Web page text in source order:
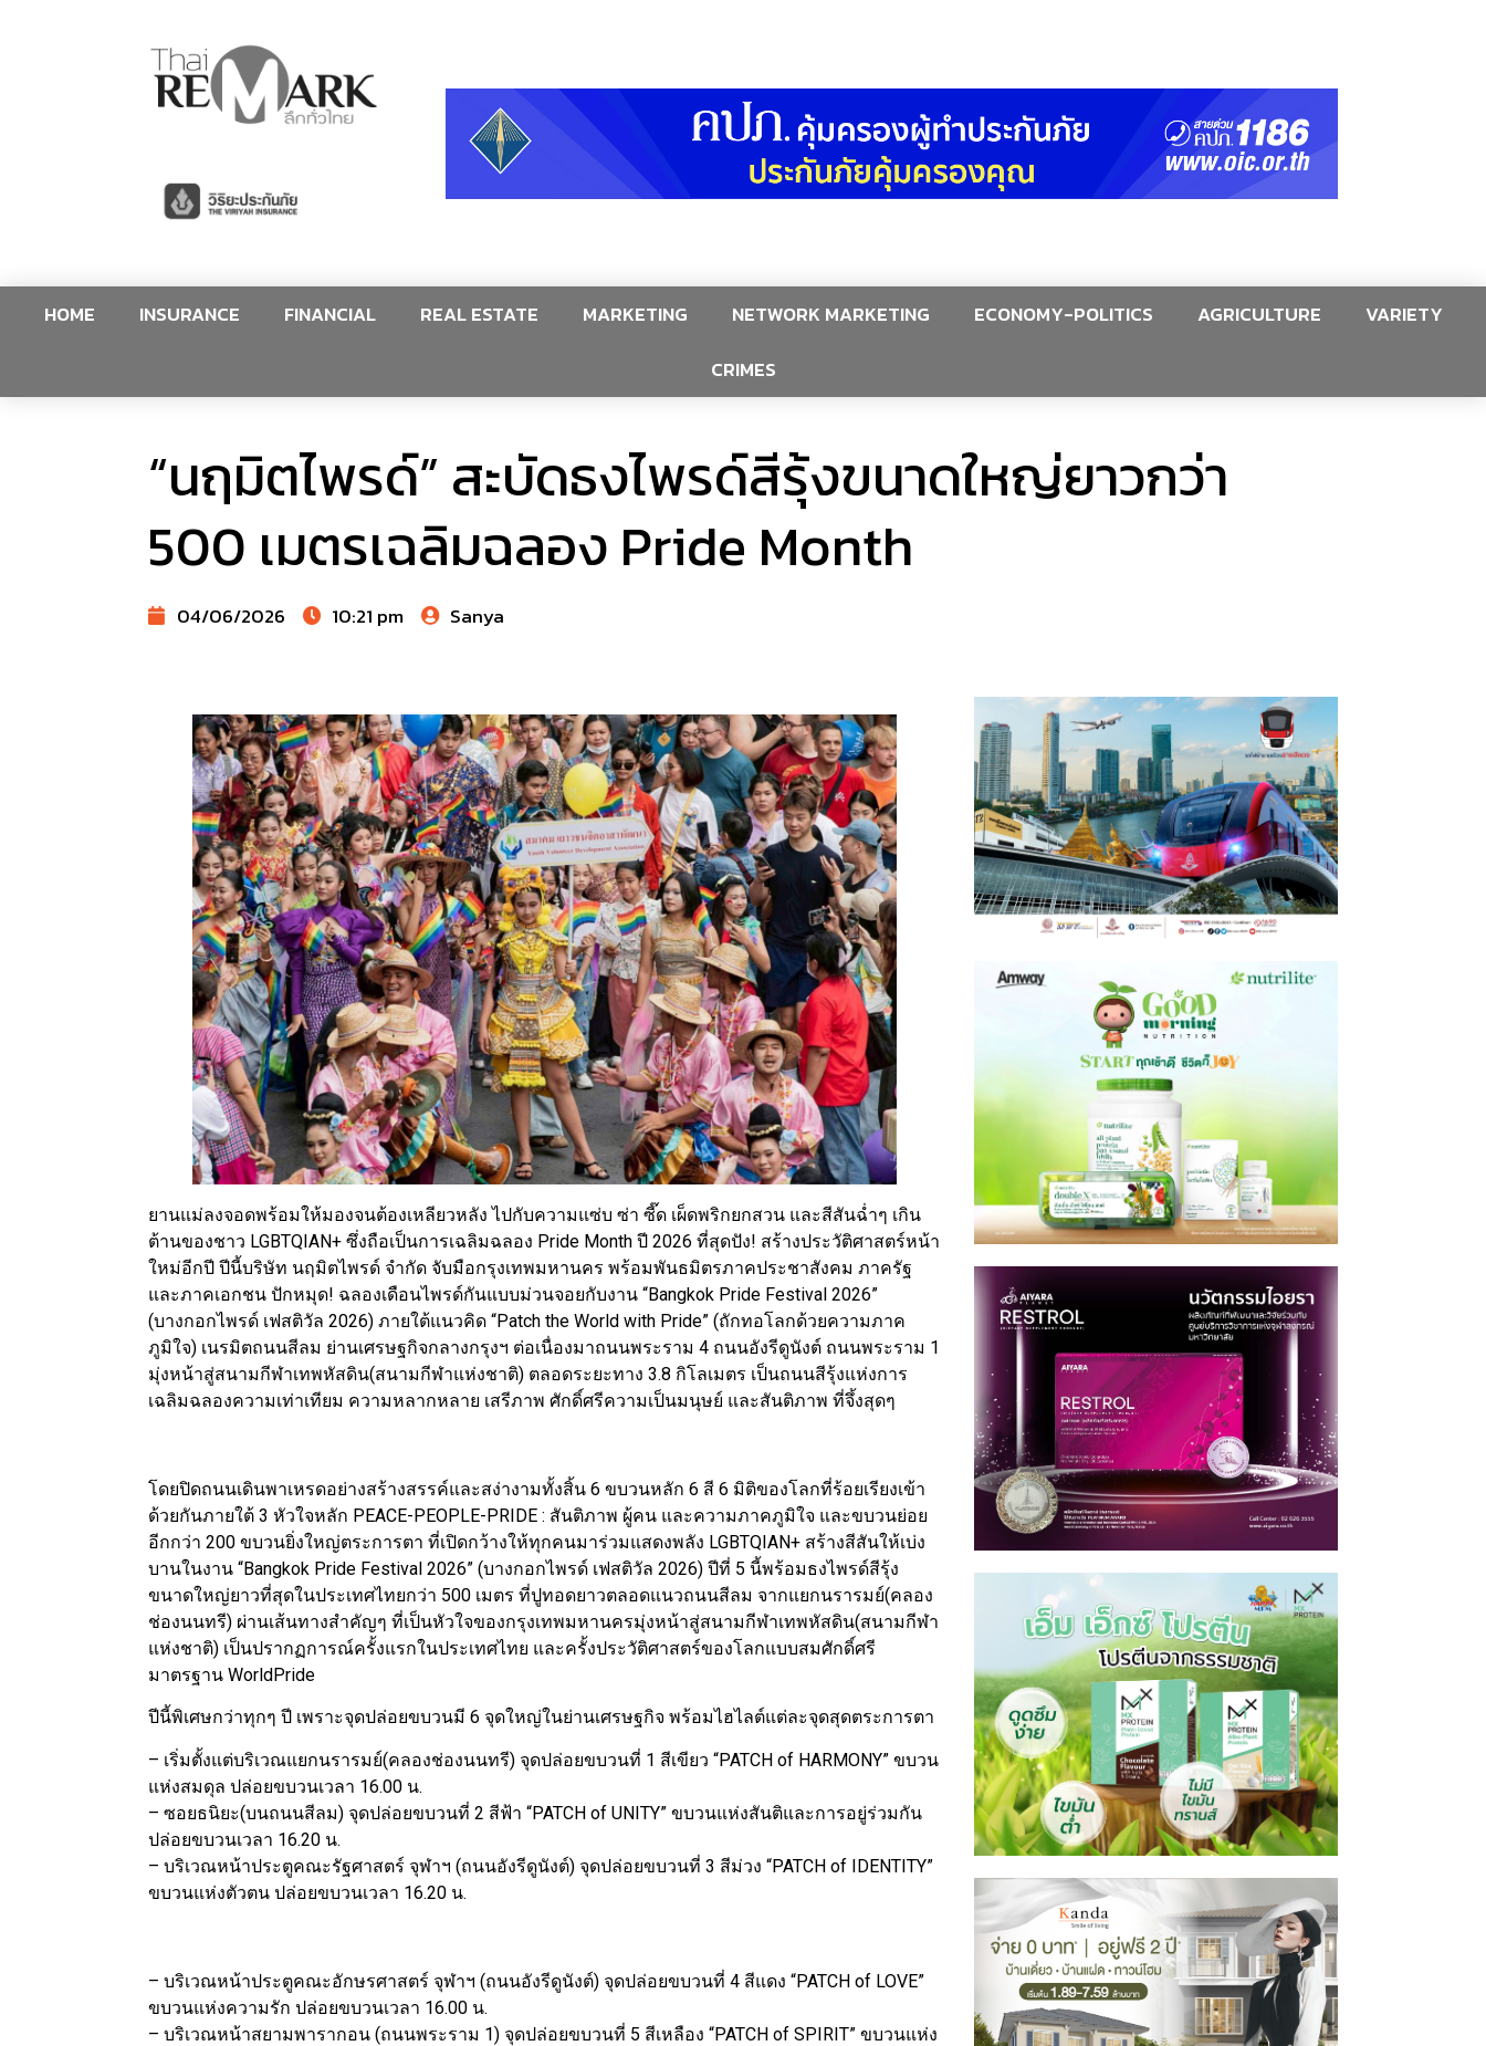
HOME INSURANCE FINANCIAL REAL ESTATE MARKETING NETWORK MARKETING ECONOMY-POLITICS AGRICULTURE
VARIETY
CRIMES
“นฤมิตไพรด์” สะบัดธงไพรด์สีรุ้งขนาดใหญ่ยาวกว่า
500 เมตรเฉลิมฉลอง Pride Month
04/06/2026 10:21 pm Sanya
ยานแม่ลงจอดพร้อมให้มองจนต้องเหลียวหลัง ไปกับความแซ่บ ซ่า ซี๊ด เผ็ดพริกยกสวน และสีสันฉ่ำๆ เกิน
ต้านของชาว LGBTQIAN+ ซึ่งถือเป็นการเฉลิมฉลอง Pride Month ปี 2026 ที่สุดปัง! สร้างประวัติศาสตร์หน้า
ใหม่อีกปี ปีนี้บริษัท นฤมิตไพรด์ จำกัด จับมือกรุงเทพมหานคร พร้อมพันธมิตรภาคประชาสังคม ภาครัฐ
และภาคเอกชน ปักหมุด! ฉลองเดือนไพรด์กันแบบม่วนจอยกับงาน “Bangkok Pride Festival 2026”
(บางกอกไพรด์ เฟสติวัล 2026) ภายใต้แนวคิด “Patch the World with Pride” (ถักทอโลกด้วยความภาค
ภูมิใจ) เนรมิตถนนสีลม ย่านเศรษฐกิจกลางกรุงฯ ต่อเนื่องมาถนนพระราม 4 ถนนอังรีดูนังต์ ถนนพระราม 1
มุ่งหน้าสู่สนามกีฬาเทพหัสดิน(สนามกีฬาแห่งชาติ) ตลอดระยะทาง 3.8 กิโลเมตร เป็นถนนสีรุ้งแห่งการ
เฉลิมฉลองความเท่าเทียม ความหลากหลาย เสรีภาพ ศักดิ์ศรีความเป็นมนุษย์ และสันติภาพ ที่จึ้งสุดๆ
โดยปิดถนนเดินพาเหรดอย่างสร้างสรรค์และสง่างามทั้งสิ้น 6 ขบวนหลัก 6 สี 6 มิติของโลกที่ร้อยเรียงเข้า
ด้วยกันภายใต้ 3 หัวใจหลัก PEACE-PEOPLE-PRIDE : สันติภาพ ผู้คน และความภาคภูมิใจ และขบวนย่อย
อีกกว่า 200 ขบวนยิ่งใหญ่ตระการตา ที่เปิดกว้างให้ทุกคนมาร่วมแสดงพลัง LGBTQIAN+ สร้างสีสันให้เบ่ง
บานในงาน “Bangkok Pride Festival 2026” (บางกอกไพรด์ เฟสติวัล 2026) ปีที่ 5 นี้พร้อมธงไพรด์สีรุ้ง
ขนาดใหญ่ยาวที่สุดในประเทศไทยกว่า 500 เมตร ที่ปูทอดยาวตลอดแนวถนนสีลม จากแยกนรารมย์(คลอง
ช่องนนทรี) ผ่านเส้นทางสำคัญๆ ที่เป็นหัวใจของกรุงเทพมหานครมุ่งหน้าสู่สนามกีฬาเทพหัสดิน(สนามกีฬา
แห่งชาติ) เป็นปรากฏการณ์ครั้งแรกในประเทศไทย และครั้งประวัติศาสตร์ของโลกแบบสมศักดิ์ศรี
มาตรฐาน WorldPride
ปีนี้พิเศษกว่าทุกๆ ปี เพราะจุดปล่อยขบวนมี 6 จุดใหญ่ในย่านเศรษฐกิจ พร้อมไฮไลต์แต่ละจุดสุดตระการตา
– เริ่มตั้งแต่บริเวณแยกนรารมย์(คลองช่องนนทรี) จุดปล่อยขบวนที่ 1 สีเขียว “PATCH of HARMONY” ขบวน
แห่งสมดุล ปล่อยขบวนเวลา 16.00 น.
– ซอยธนิยะ(บนถนนสีลม) จุดปล่อยขบวนที่ 2 สีฟ้า “PATCH of UNITY” ขบวนแห่งสันติและการอยู่ร่วมกัน
ปล่อยขบวนเวลา 16.20 น.
– บริเวณหน้าประตูคณะรัฐศาสตร์ จุฬาฯ (ถนนอังรีดูนังต์) จุดปล่อยขบวนที่ 3 สีม่วง “PATCH of IDENTITY”
ขบวนแห่งตัวตน ปล่อยขบวนเวลา 16.20 น.
– บริเวณหน้าประตูคณะอักษรศาสตร์ จุฬาฯ (ถนนอังรีดูนังต์) จุดปล่อยขบวนที่ 4 สีแดง “PATCH of LOVE”
ขบวนแห่งความรัก ปล่อยขบวนเวลา 16.00 น.
– บริเวณหน้าสยามพารากอน (ถนนพระราม 1) จุดปล่อยขบวนที่ 5 สีเหลือง “PATCH of SPIRIT” ขบวนแห่ง